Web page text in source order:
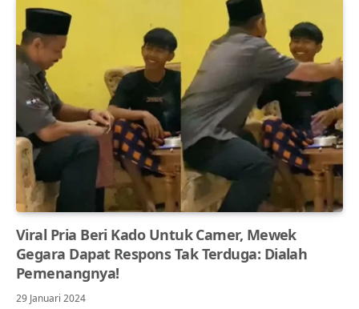
Viral Pria Beri Kado Untuk Camer, Mewek
Gegara Dapat Respons Tak Terduga: Dialah
Pemenangnya!
29 Januari 2024